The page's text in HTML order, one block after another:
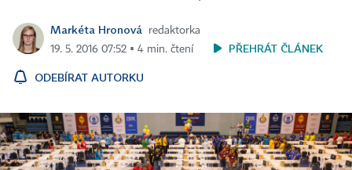
Markéta Hronová
redaktorka
19. 5. 2016 07:52 ▪ 4 min. čtení
PŘEHRÁT ČLÁNEK
ODEBÍRAT AUTORKU